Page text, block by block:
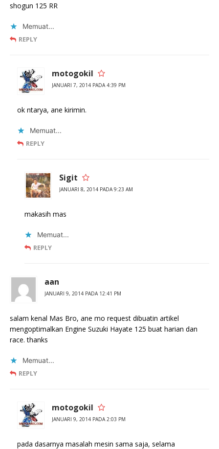
shogun 125 RR
Memuat...
REPLY
motogokil
JANUARI 7, 2014 PADA 4:39 PM
ok ntarya, ane kirimin.
Memuat...
REPLY
Sigit
JANUARI 8, 2014 PADA 9:23 AM
makasih mas
Memuat...
REPLY
aan
JANUARI 9, 2014 PADA 12:41 PM
salam kenal Mas Bro, ane mo request dibuatin artikel
mengoptimalkan Engine Suzuki Hayate 125 buat harian dan
race. thanks
Memuat...
REPLY
motogokil
JANUARI 9, 2014 PADA 2:03 PM
pada dasarnya masalah mesin sama saja, selama